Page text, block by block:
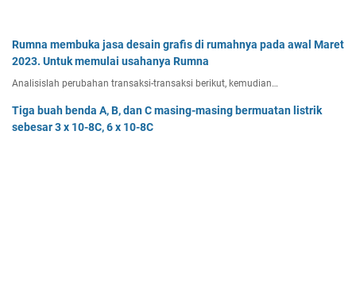
Rumna membuka jasa desain grafis di rumahnya pada awal Maret
2023. Untuk memulai usahanya Rumna
Analisislah perubahan transaksi-transaksi berikut, kemudian…
Tiga buah benda A, B, dan C masing-masing bermuatan listrik
sebesar 3 x 10-8C, 6 x 10-8C